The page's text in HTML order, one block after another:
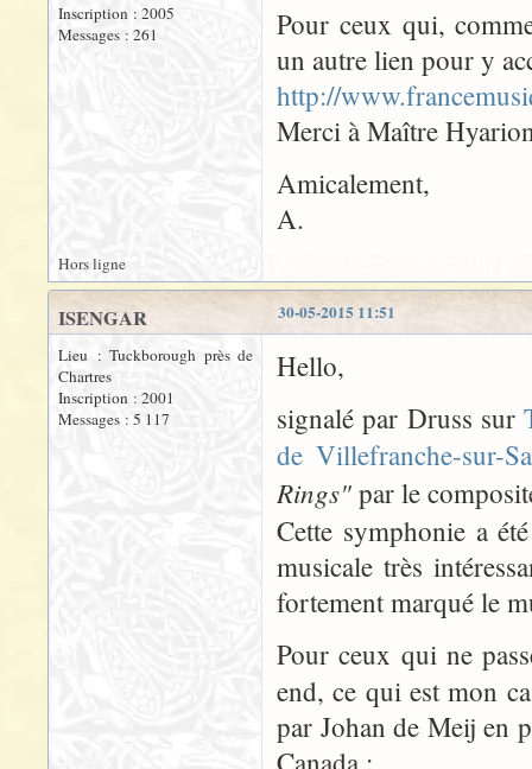
Inscription : 2005
Messages : 261
Pour ceux qui,
un autre lien pour y
http://
Merci à Maître
Amicalement,
A.
Hors ligne
30-05-2015 11:51
ISENGAR
Lieu : Tuckborough près de
Chartres
Inscription : 2001
Messages : 5 117
Hello,
signalé par Druss sur
de Villefranche-sur-
Rings" par le
Cette symphonie a
musicale très
fortement marqué le
Pour ceux qui ne
end, ce qui est mon
par Johan de Meij en
Canada :